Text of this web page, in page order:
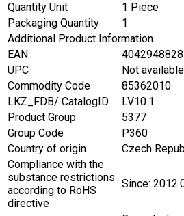
Quantity Unit
1 Piece
Packaging Quantity
1
Additional Product Information
EAN
UPC
Not available
Commodity Code
85362010
LKZ_FDB/ CatalogID
LV10.1
Product Group
5377
Group Code
P360
Country of origin
Czech
Compliance with the
substance restrictions
according to RoHS
directive
Since: